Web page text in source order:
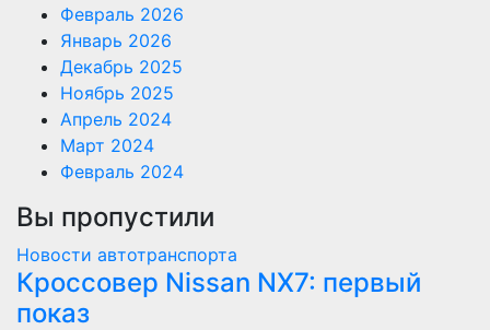
Февраль 2026
Январь 2026
Декабрь 2025
Ноябрь 2025
Апрель 2024
Март 2024
Февраль 2024
Вы пропустили
Новости автотранспорта
Кроссовер Nissan NX7: первый
показ